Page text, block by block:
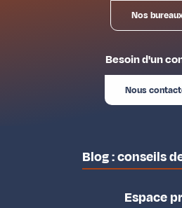
Nos
Besoin d'un
Nous
Blog : conseils
Espace